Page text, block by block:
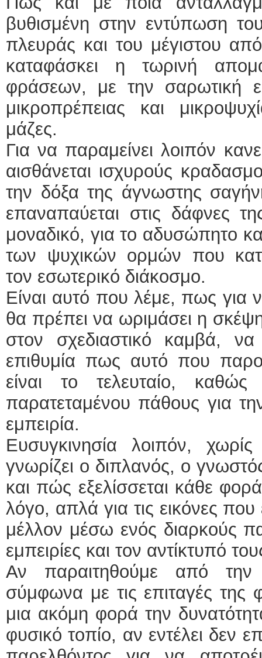
βυθισμένη στην εντύπωση
πλευράς και του μέγιστου
καταφάσκει η τωρινή
φράσεων, με την σαρωτική
μικροπρέπειας και
μάζες.
Για να παραμείνει λοιπόν
αισθάνεται ισχυρούς
την δόξα της άγνωστης
επαναπαύεται στις δάφνες
μοναδικό, για το αδυσώπητο
των ψυχικών ορμών που
τον εσωτερικό διάκοσμο.
Είναι αυτό που λέμε, πως για
θα πρέπει να ωριμάσει η
στον σχεδιαστικό καμβά,
επιθυμία πως αυτό που
είναι το τελευταίο,
παρατεταμένου πάθους για
εμπειρία.
Ευσυγκινησία λοιπόν,
γνωρίζει ο διπλανός, ο
και πώς εξελίσσεται κάθε
λόγο, απλά για τις εικόνες
μέλλον μέσω ενός διαρκούς
εμπειρίες και τον αντίκτυπό
Αν παραιτηθούμε από την
σύμφωνα με τις επιταγές
μια ακόμη φορά την
φυσικό τοπίο, αν εντέλει δεν